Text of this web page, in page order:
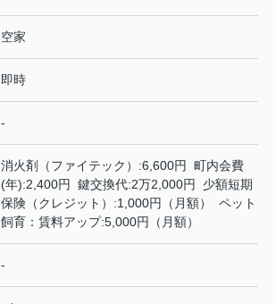
空家
即時
-
消火剤（ファイテック）:6,600円 町内会費
(年):2,400円 鍵交換代:2万2,000円 少額短期
保険（クレジット）:1,000円（月額） ペット
飼育：賃料アップ:5,000円（月額）
-